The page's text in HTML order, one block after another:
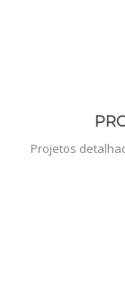
Projetos